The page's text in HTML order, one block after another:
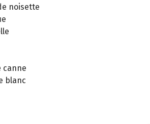
noisette
canne
blanc